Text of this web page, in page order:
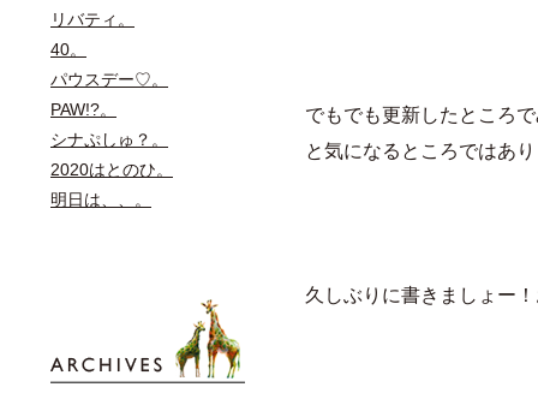
リバティ。
40。
パウスデー♡。
PAW!?。
シナぷしゅ？。
2020はとのひ。
明日は、、。
でもでも更新したところ
と気になるところではあ
久しぶりに書きましょー